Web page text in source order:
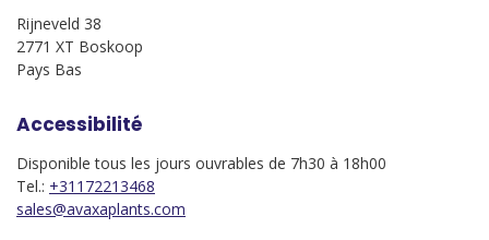
Rijneveld 38
2771 XT Boskoop
Pays Bas
Accessibilité
Disponible tous les jours ouvrables de 7h30 à 18h00
Tel.: +31172213468
sales@avaxaplants.com